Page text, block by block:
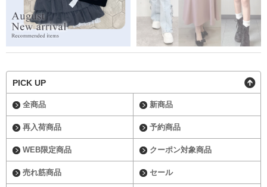
PICK UP
全商品 新商品
再入荷商品 予約商品
WEB限定商品 クーポン対象商品
売れ筋商品 セール